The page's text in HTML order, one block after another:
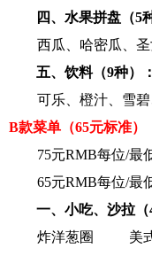
四、水果拼盘（5
西瓜、哈密瓜、
五、饮料（9种）：
可乐、橙汁、雪
B款菜单（65元标准）
75元RMB每位/最
65元RMB每位/最
一、小吃、沙拉（
炸洋葱圈
美